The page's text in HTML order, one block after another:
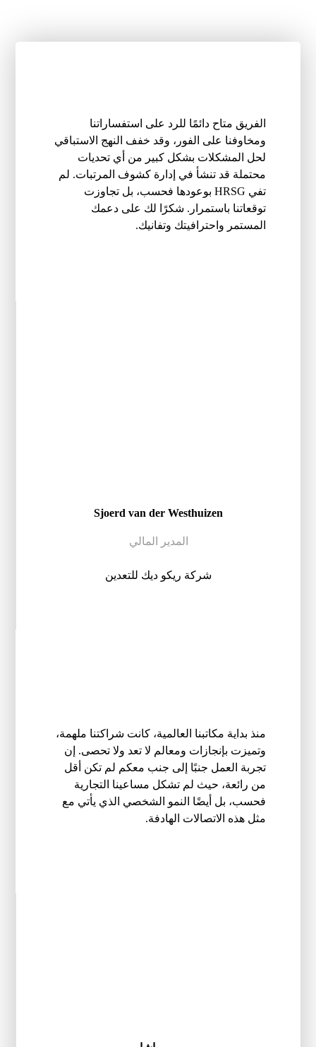
الفريق متاح دائمًا للرد على استفساراتنا
ومخاوفنا على الفور، وقد خفف النهج الاستباقي
لحل المشكلات بشكل كبير من أي تحديات
محتملة قد تنشأ في إدارة كشوف المرتبات. لم
تفي HRSG بوعودها فحسب، بل تجاوزت
توقعاتنا باستمرار. شكرًا لك على دعمك
المستمر واحترافيتك وتفانيك.
Sjoerd van der Westhuizen
المدير المالي
شركة ريكو ديك للتعدين
منذ بداية مكاتبنا العالمية، كانت شراكتنا ملهمة،
وتميزت بإنجازات ومعالم لا تعد ولا تحصى. إن
تجربة العمل جنبًا إلى جنب معكم لم تكن أقل
من رائعة، حيث لم تشكل مساعينا التجارية
فحسب، بل أيضًا النمو الشخصي الذي يأتي مع
مثل هذه الاتصالات الهادفة.